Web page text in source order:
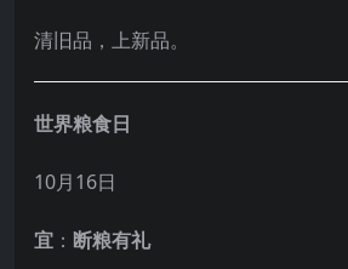
清旧品，上新品。
世界粮食日
10月16日
宜 ： 断粮有礼